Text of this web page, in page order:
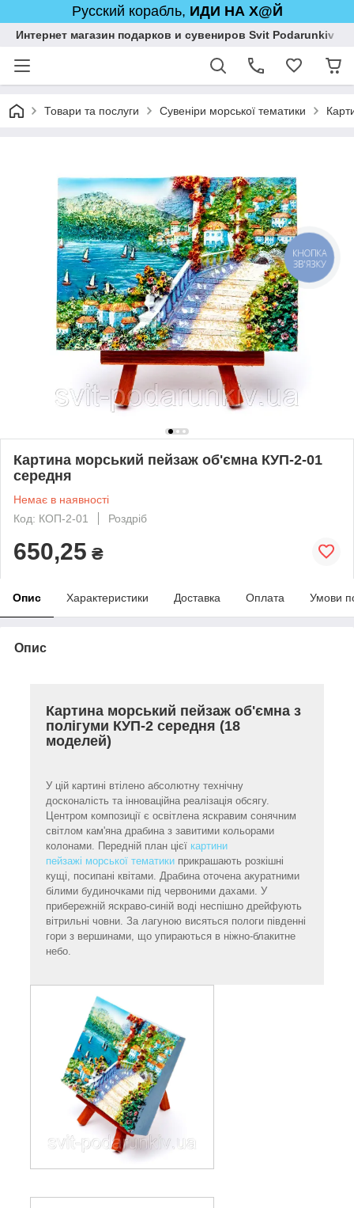
Русский корабль, ИДИ НА Х@Й
Интернет магазин подарков и сувениров Svit Podarunkiv
Товари та послуги Сувеніри морської тематики
Картина морський пейзаж об'ємна КУП-2-01
середня
Немає в наявності
Код: КОП-2-01
Роздріб
650,25 ₴
Опис Характеристики Доставка Оплата Умови
Опис
Картина морський пейзаж об'ємна з
полігуми КУП-2 середня (18
моделей)
У цій картині втілено абсолютну технічну
досконалість та інноваційна реалізація обсягу.
Центром композиції є освітлена яскравим сонячним
світлом кам'яна драбина з завитими кольорами
колонами. Передній план цієї картини
пейзажі морської тематики прикрашають розкішні
кущі, посипані квітами. Драбина оточена акуратними
білими будиночками під червоними дахами. У
прибережній яскраво-синій воді неспішно дрейфують
вітрильні човни. За лагуною висяться пологи південні
гори з вершинами, що упираються в ніжно-блакитне
небо.
КНОПКА
ЗВ'ЯЗКУ